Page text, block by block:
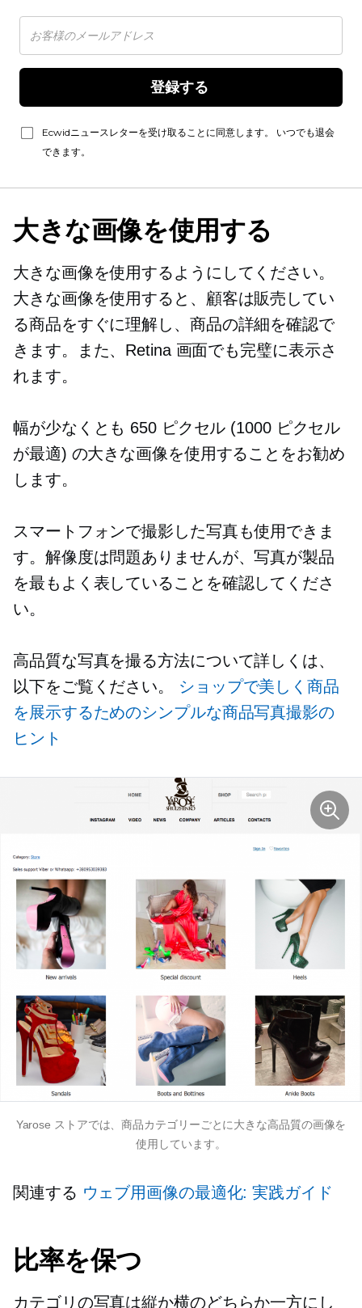
Ecwidニュースレターを受け取ることに同意します。 いつでも退会
できます。
大きな画像を使用する
大きな画像を使用するようにしてください。
大きな画像を使用すると、顧客は販売してい
る商品をすぐに理解し、商品の詳細を確認で
きます。また、Retina 画面でも完璧に表示さ
れます。
幅が少なくとも 650 ピクセル (1000 ピクセル
が最適) の大きな画像を使用することをお勧め
します。
スマートフォンで撮影した写真も使用できま
す。解像度は問題ありませんが、写真が製品
を最もよく表していることを確認してくださ
い。
高品質な写真を撮る方法について詳しくは、
以下をご覧ください。 ショップで美しく商品
を展示するためのシンプルな商品写真撮影の
ヒント
Yarose ストアでは、商品カテゴリーごとに大きな高品質の画像を
使用しています。
関連する ウェブ用画像の最適化: 実践ガイド
比率を保つ
カテゴリの写真は縦か横のどちらか一方にし